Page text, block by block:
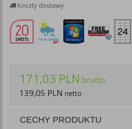
Koszty dostawy
171,03 PLN brutto
139,05 PLN netto
CECHY PRODUKTU